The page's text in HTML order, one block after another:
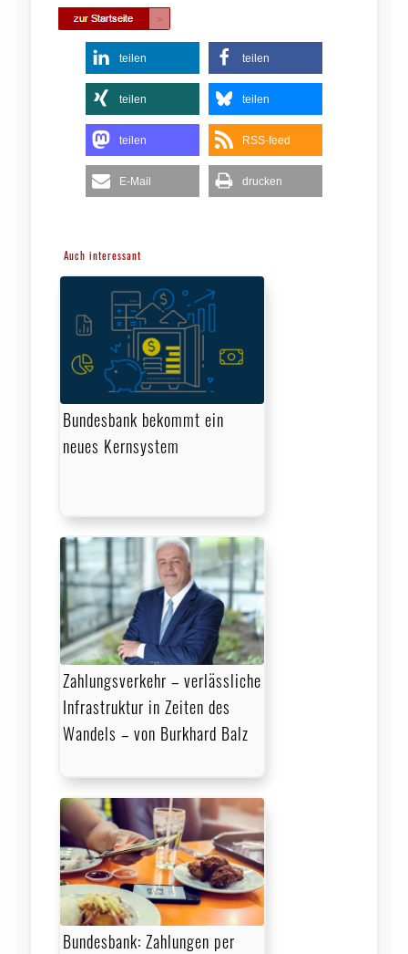
teilen teilen
teilen teilen
teilen RSS-feed
E-Mail drucken
Auch interessant
Bundesbank bekommt ein
neues Kernsystem
Zahlungsverkehr – verlässliche
Infrastruktur in Zeiten des
Wandels – von Burkhard Balz
Bundesbank: Zahlungen per